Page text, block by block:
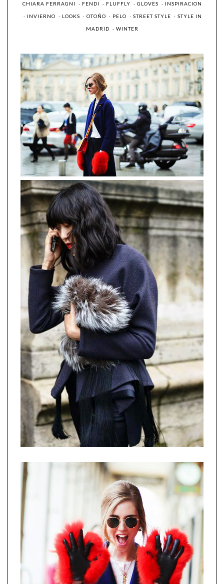
CHIARA FERRAGNI · FENDI · FLUFFLY · GLOVES · INSPIRACION
· INVIERNO · LOOKS · OTOÑO · PELO · STREET STYLE · STYLE IN
MADRID · WINTER